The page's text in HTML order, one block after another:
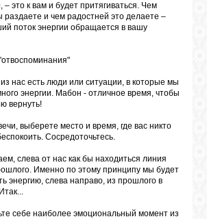
– это к вам и будет притягиваться. Чем
раздаете и чем радостней это делаете –
поток энергии обращается в вашу
нас есть люди или ситуации, в которые мы
энергии. Мабон - отличное время, чтобы
вернуть!
выберете место и время, где вас никто
Сосредоточьтесь.
слева от нас как бы находиться линия
Именно по этому принципу мы будет
энергию, слева направо, из прошлого в
себе наиболее эмоциональный момент из